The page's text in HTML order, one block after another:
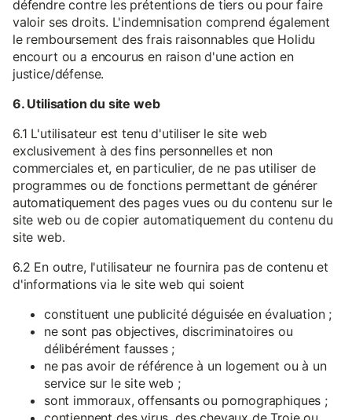
défendre contre les prétentions de tiers ou pour faire
valoir ses droits. L'indemnisation comprend également
le remboursement des frais raisonnables que Holidu
encourt ou a encourus en raison d'une action en
justice/défense.
6. Utilisation du site web
6.1 L'utilisateur est tenu d'utiliser le site web
exclusivement à des fins personnelles et non
commerciales et, en particulier, de ne pas utiliser de
programmes ou de fonctions permettant de générer
automatiquement des pages vues ou du contenu sur le
site web ou de copier automatiquement du contenu du
site web.
6.2 En outre, l'utilisateur ne fournira pas de contenu et
d'informations via le site web qui soient
constituent une publicité déguisée en évaluation ;
ne sont pas objectives, discriminatoires ou
délibérément fausses ;
ne pas avoir de référence à un logement ou à un
service sur le site web ;
sont immoraux, offensants ou pornographiques ;